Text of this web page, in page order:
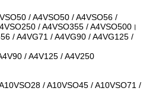
/ A4VSO50 / A4VSO56 /
/ A4VSO355 / A4VSO500।
/ A4VG71 / A4VG90 / A4VG125 /
/ A4V125 / A4V250
/ A10VSO45 / A10VSO71 /